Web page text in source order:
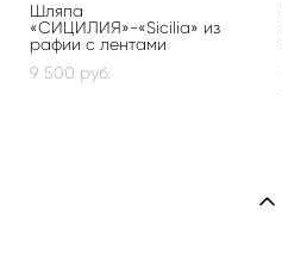
Шляпа
«СИЦИЛИЯ»-«Sicilia» из
рафии с лентами
9 500 pуб.